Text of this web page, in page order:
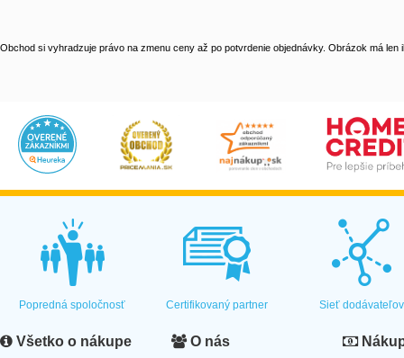
Obchod si vyhradzuje právo na zmenu ceny až po potvrdenie objednávky. Obrázok má len
Popredná spoločnosť Certifikovaný partner Sieť dodávateľov
Všetko o nákupe O nás